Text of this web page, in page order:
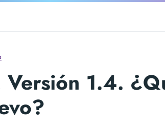
Versión 1.4.